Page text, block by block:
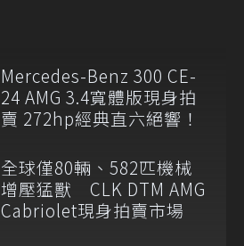
Mercedes-Benz 300 CE-
24 AMG 3.4寬體版現身拍
賣 272hp經典直六絕響！
全球僅80輛、582匹機械
增壓猛獸 CLK DTM AMG
Cabriolet現身拍賣市場